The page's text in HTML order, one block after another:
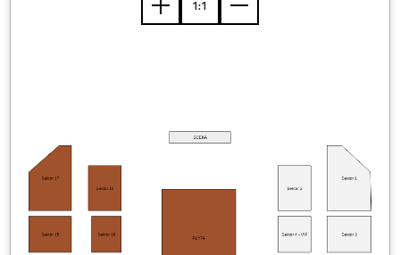
PŁYTA
Sektor 1
Sektor 2
Sektor 3
Sektor 4 - VIP
Sektor 15 Sektor 16
Sektor 17
Sektor 18
SCENA